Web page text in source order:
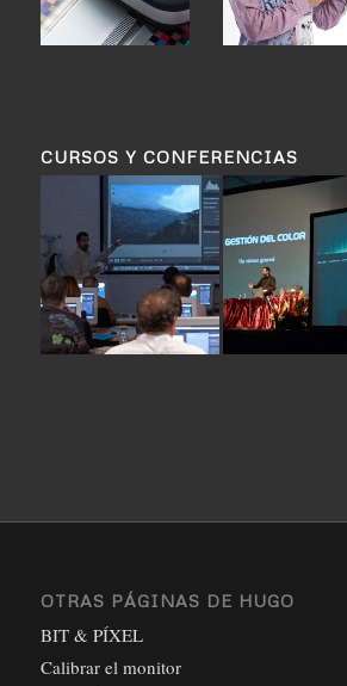
CURSOS Y CONFERENCIAS
OTRAS PÁGINAS DE HUGO
BIT & PÍXEL
Calibrar el monitor